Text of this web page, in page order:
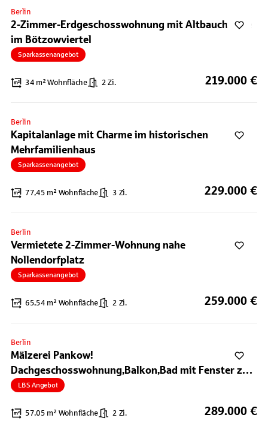
Berlin
2-Zimmer-Erdgeschosswohnung mit Altbaucharme
im Bötzowviertel
Sparkassenangebot
34 m² Wohnfläche 2 Zi. 219.000 €
Berlin
Kapitalanlage mit Charme im historischen
Mehrfamilienhaus
Sparkassenangebot
77,45 m² Wohnfläche 3 Zi. 229.000 €
Berlin
Vermietete 2-Zimmer-Wohnung nahe
Nollendorfplatz
Sparkassenangebot
65,54 m² Wohnfläche 2 Zi. 259.000 €
Berlin
Mälzerei Pankow!
Dachgeschosswohnung,Balkon,Bad mit Fenster zu
verkaufen!
LBS Angebot
57,05 m² Wohnfläche 2 Zi. 289.000 €